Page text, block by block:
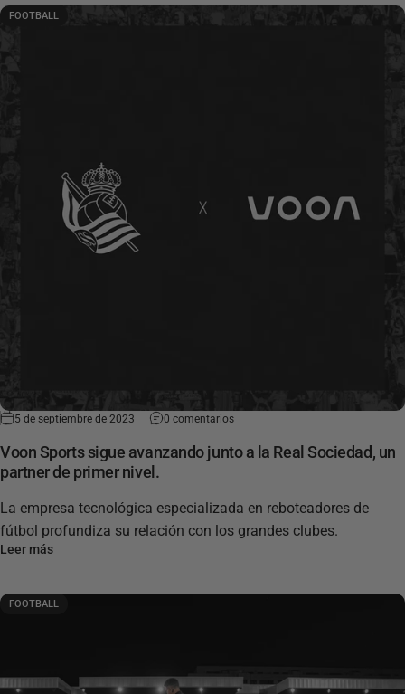
FOOTBALL
5 de septiembre de 2023 0 comentarios
Voon Sports sigue avanzando junto a la Real Sociedad, un
partner de primer nivel.
La empresa tecnológica especializada en reboteadores de
fútbol profundiza su relación con los grandes clubes.
Leer más
FOOTBALL